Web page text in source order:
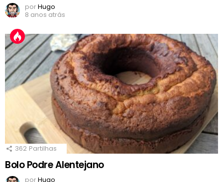
porHugo
8 anos atrás
362 Partilhas
Bolo Podre Alentejano
porHugo